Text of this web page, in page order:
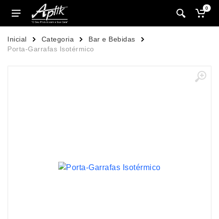
0
Inicial Categoria
Bar e Bebidas
Porta-Garrafas Isotérmico